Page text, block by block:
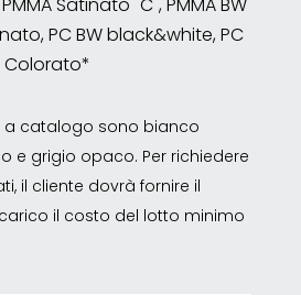
PC BW black&white, PC
Colorato*
a catalogo sono bianco
e grigio opaco. Per richiedere
il cliente dovrà fornire il
il costo del lotto minimo